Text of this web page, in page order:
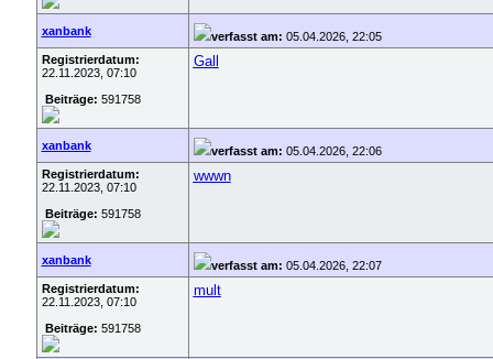
xanbank verfasst am: 05.04.2026, 22:05
Registrierdatum:
22.11.2023, 07:10
Beiträge: 591758
Gall
xanbank verfasst am: 05.04.2026, 22:06
Registrierdatum:
22.11.2023, 07:10
Beiträge: 591758
wwwn
xanbank verfasst am: 05.04.2026, 22:07
Registrierdatum:
22.11.2023, 07:10
Beiträge: 591758
mult